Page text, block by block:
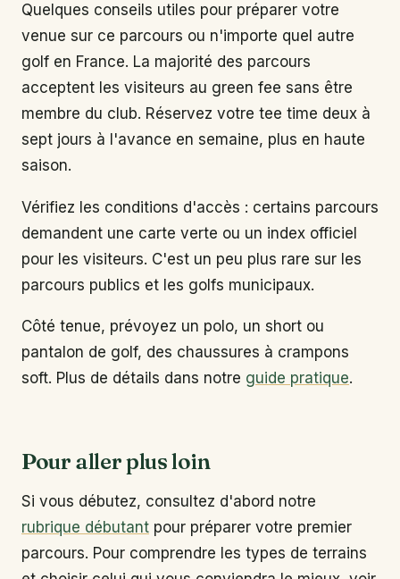
Quelques conseils utiles pour préparer votre
venue sur ce parcours ou n'importe quel autre
golf en France. La majorité des parcours
acceptent les visiteurs au green fee sans être
membre du club. Réservez votre tee time deux à
sept jours à l'avance en semaine, plus en haute
saison.
Vérifiez les conditions d'accès : certains parcours
demandent une carte verte ou un index officiel
pour les visiteurs. C'est un peu plus rare sur les
parcours publics et les golfs municipaux.
Côté tenue, prévoyez un polo, un short ou
pantalon de golf, des chaussures à crampons
soft. Plus de détails dans notre guide pratique.
Pour aller plus loin
Si vous débutez, consultez d'abord notre
rubrique débutant pour préparer votre premier
parcours. Pour comprendre les types de terrains